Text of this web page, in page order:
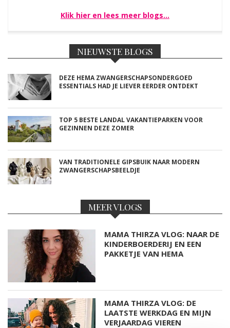
Klik hier en lees meer blogs…
NIEUWSTE BLOGS
DEZE HEMA ZWANGERSCHAPSONDERGOED
ESSENTIALS HAD JE LIEVER EERDER ONTDEKT
TOP 5 BESTE LANDAL VAKANTIEPARKEN VOOR
GEZINNEN DEZE ZOMER
VAN TRADITIONELE GIPSBUIK NAAR MODERN
ZWANGERSCHAPSBEELDJE
MEER VLOGS
MAMA THIRZA VLOG: NAAR DE
KINDERBOERDERIJ EN EEN
PAKKETJE VAN HEMA
MAMA THIRZA VLOG: DE
LAATSTE WERKDAG EN MIJN
VERJAARDAG VIEREN